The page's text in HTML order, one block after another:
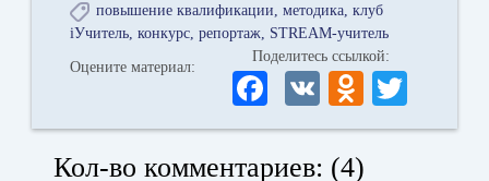
повышение квалификации методика клуб
iУчитель конкурс репортаж STREAM-учитель
Оцените материал:
Поделитесь ссылкой:
Fa
ce
bo
V
K
O
dn wi
Кол-во комментариев: (4)